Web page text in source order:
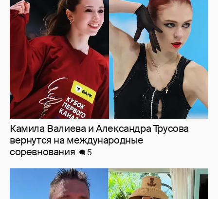
Камила Валиева и Александра Трусова
вернутся на международные
соревнования
5
От Шанхая до Мальдив: как отдыхают